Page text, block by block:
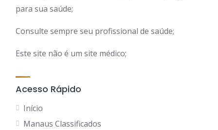
para sua saúde;
Consulte sempre seu profissional de saúde;
Este site não é um site médico;
Acesso Rápido
Início
Manaus Classificados